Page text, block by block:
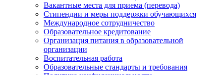
Вакантные места для приема (перевода)
Стипендии и меры поддержки обучающихся
Международное сотрудничество
Образовательное кредитование
Организация питания в образовательной
организации
Воспитательная работа
Образовательные стандарты и требования